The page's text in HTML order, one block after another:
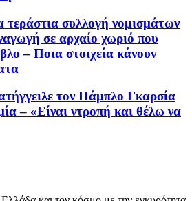
συλλογή νομισμάτων
σε αρχαίο χωριό που
– Ποια στοιχεία κάνουν
τον Πάμπλο Γκαρσία
– «Είναι ντροπή και θέλω να